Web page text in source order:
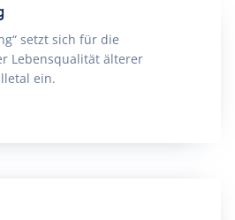
setzt sich für die
Lebensqualität älterer
ein.